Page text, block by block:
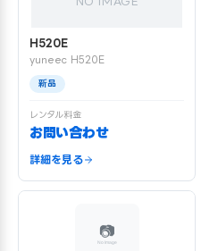
H520E
yuneec H520E
新品
レンタル料金
お問い合わせ
詳細を見る